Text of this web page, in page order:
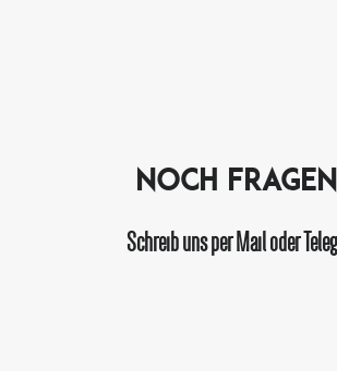
Noch
Schreib uns per Mail oder